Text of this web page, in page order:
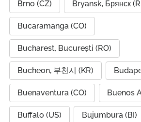
Brno (CZ) Bryansk, Брянск
Bucaramanga (CO)
Bucharest, București (RO)
Bucheon, 부천시 (KR)
Buenaventura (CO) Buenos
Buffalo (US) Bujumbura (BI)